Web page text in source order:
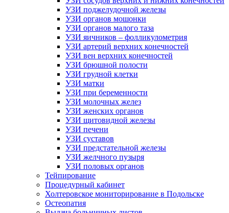
УЗИ поджелудочной железы
УЗИ органов мошонки
УЗИ органов малого таза
УЗИ яичников – фолликулометрия
УЗИ артерий верхних конечностей
УЗИ вен верхних конечностей
УЗИ брюшной полости
УЗИ грудной клетки
УЗИ матки
УЗИ при беременности
УЗИ молочных желез
УЗИ женских органов
УЗИ щитовидной железы
УЗИ печени
УЗИ суставов
УЗИ предстательной железы
УЗИ желчного пузыря
УЗИ половых органов
Тейпирование
Процедурный кабинет
Холтеровское мониторирование в Подольске
Остеопатия